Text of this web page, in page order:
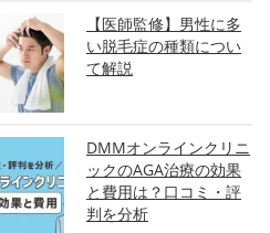
【医師監修】男性に多
い脱毛症の種類につい
て解説
DMMオンラインクリニ
ックのAGA治療の効果
と費用は？口コミ・評
判を分析